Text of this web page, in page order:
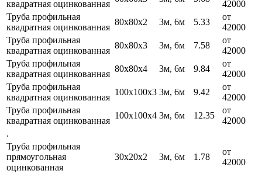
квадратная оцинкованная
42000
Труба профильная
квадратная оцинкованная
80х80х2 3м, 6м 5.33
от
42000
Труба профильная
квадратная оцинкованная
80х80х3 3м, 6м 7.58
от
42000
Труба профильная
квадратная оцинкованная
80х80х4 3м, 6м 9.84
от
42000
Труба профильная
квадратная оцинкованная
100х100х3 3м, 6м 9.42
от
42000
Труба профильная
квадратная оцинкованная
100х100х4 3м, 6м 12.35
от
42000
.
Труба профильная
прямоугольная
оцинкованная
30х20х2 3м, 6м 1.78
от
42000